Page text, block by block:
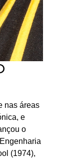
nas áreas
e
o
(1974),